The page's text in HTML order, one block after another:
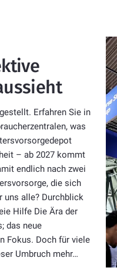
Erfahren Sie in
was
– ab 2027 kommt
endlich nach zwei
die sich
uns alle? Durchblick
Hilfe Die Ära der
das neue
Fokus. Doch für viele
Umbruch mehr…